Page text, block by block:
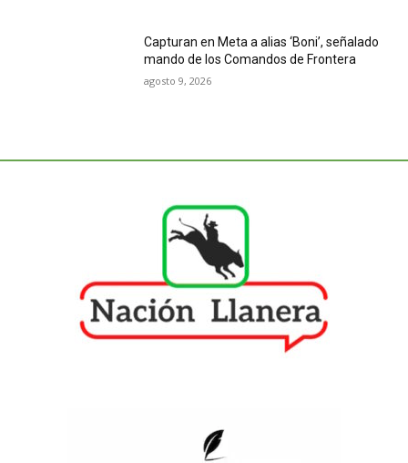
Capturan en Meta a alias ‘Boni’, señalado
mando de los Comandos de Frontera
agosto 9, 2026